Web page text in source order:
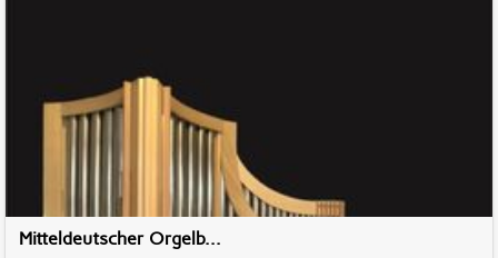
Mitteldeutscher Orgelb...